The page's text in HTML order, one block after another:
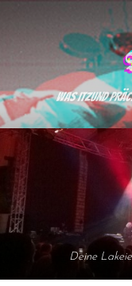
Was itzund
Deine